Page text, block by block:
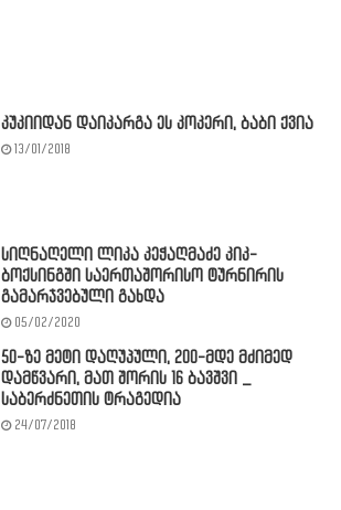
კუკიიდან დაიკარგა ეს კოკერი, ბაბი ქვია
13/01/2018
სიღნაღელი ლიკა კეჭაღმაძე კიკ-
ბოქსინგში საერთაშორისო ტურნირის
გამარჯვებული გახდა
05/02/2020
50-ზე მეტი დაღუპული, 200-მდე მძიმედ
დამწვარი, მათ შორის 16 ბავშვი _
საბერძნეთის ტრაგედია
24/07/2018